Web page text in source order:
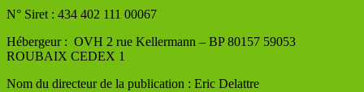
N° Siret : 434 402 111 00067
Hébergeur : OVH 2 rue Kellermann – BP 80157 59053
ROUBAIX CEDEX 1
Nom du directeur de la publication : Eric Delattre